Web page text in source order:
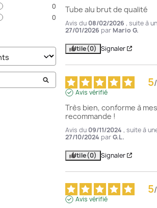
0
0
Tube alu brut de qualité
Avis du 08/02/2026 , suite à
27/01/2026 par Mario G.
Utile(0) Signaler
5/
Avis vérifié
Très bien, conforme à
recommande !
Avis du 09/11/2024 , suite à
27/10/2024 parG.L.
Utile(0) Signaler
5/
Avis vérifié